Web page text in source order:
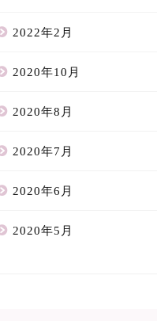
2022年2月
2020年10月
2020年8月
2020年7月
2020年6月
2020年5月